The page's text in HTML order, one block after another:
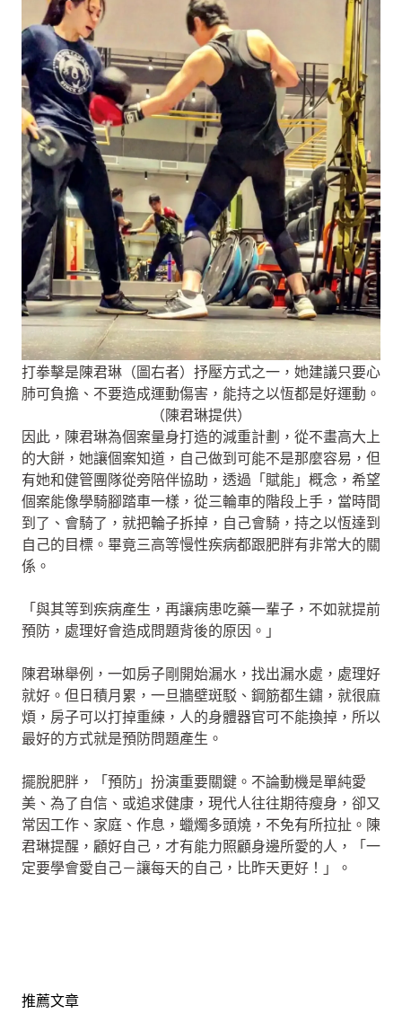
打拳擊是陳君琳（圖右者）抒壓方式之一，她建議只要心
肺可負擔、不要造成運動傷害，能持之以恆都是好運動。
（陳君琳提供）
因此，陳君琳為個案量身打造的減重計劃，從不畫高大上
的大餅，她讓個案知道，自己做到可能不是那麼容易，但
有她和健管團隊從旁陪伴協助，透過「賦能」概念，希望
個案能像學騎腳踏車一樣，從三輪車的階段上手，當時間
到了、會騎了，就把輪子拆掉，自己會騎，持之以恆達到
自己的目標。畢竟三高等慢性疾病都跟肥胖有非常大的關
係。
「與其等到疾病產生，再讓病患吃藥一輩子，不如就提前
預防，處理好會造成問題背後的原因。」
陳君琳舉例，一如房子剛開始漏水，找出漏水處，處理好
就好。但日積月累，一旦牆壁斑駁、鋼筋都生鏽，就很麻
煩，房子可以打掉重練，人的身體器官可不能換掉，所以
最好的方式就是預防問題產生。
擺脫肥胖，「預防」扮演重要關鍵。不論動機是單純愛
美、為了自信、或追求健康，現代人往往期待瘦身，卻又
常因工作、家庭、作息，蠟燭多頭燒，不免有所拉扯。陳
君琳提醒，顧好自己，才有能力照顧身邊所愛的人，「一
定要學會愛自己－讓每天的自己，比昨天更好！」。
推薦文章